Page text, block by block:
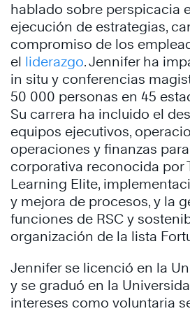
hablado sobre perspicacia
ejecución de estrategias,
compromiso de los
el liderazgo. Jennifer ha
in situ y conferencias
50 000 personas en 45
Su carrera ha incluido el
equipos ejecutivos,
operaciones y finanzas
corporativa reconocida por
Learning Elite,
y mejora de procesos, y la
funciones de RSC y
organización de la lista
Jennifer se licenció en la
y se graduó en la
intereses como voluntaria